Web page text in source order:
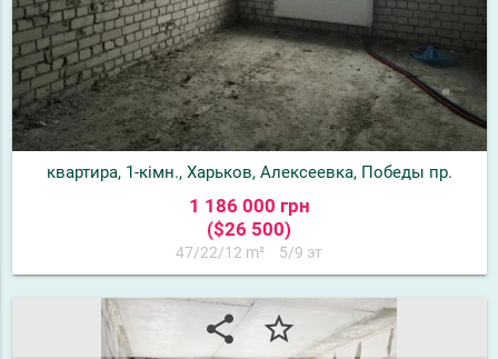
квартира, 1-кімн., Харьков, Алексеевка, Победы пр.
1 186 000 грн
($26 500)
47/22/12 m² 5/9 эт
share star_border